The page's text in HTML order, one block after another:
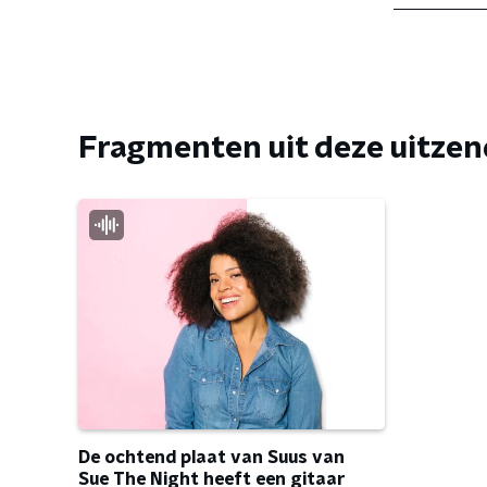
Fragmenten uit deze
De ochtend plaat van Suus van
Sue The Night heeft een gitaar